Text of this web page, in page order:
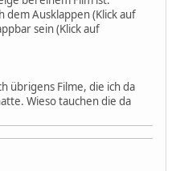
dem Ausklappen (Klick auf
sein (Klick auf
übrigens Filme, die ich da
Wieso tauchen die da